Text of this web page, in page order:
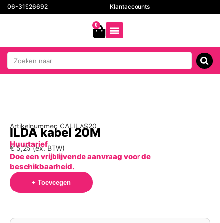
06-31926692 Klantaccounts
0
Artikelnummer: CALILAS20
ILDA kabel 20M
Huurtarief
€5,25(ex. BTW)
Doe een vrijblijvende aanvraag voor de
beschikbaarheid.
+ Toevoegen